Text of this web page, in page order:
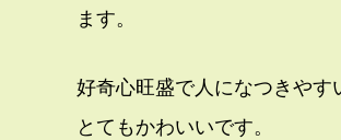
ます。
好奇心旺盛で人になつきやす
とてもかわいいです。